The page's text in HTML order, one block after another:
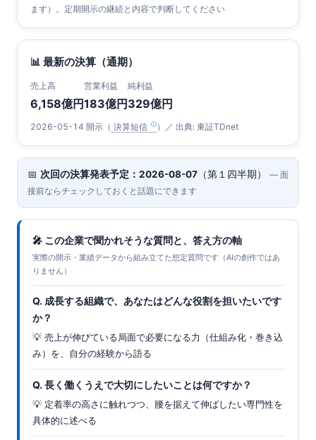
ます）。定期開示の継続と内容で判断してください
📊 最新の決算（通期）
売上高
6,158億円
営業利益
183億円
純利益
329億円
2026-05-14 開示（ 決算短信 ）／ 出典: 東証TDnet
📅 次回の決算発表予定：2026-08-07 （第１四半期） — 面
接前ならチェックしておくと話題にできます
🎤 この企業で聞かれそうな質問と、答え方の軸
実際の開示・業績データから組み立てた想定質問です（AIの創作ではあ
りません）
Q. 成長する組織で、あなたはどんな役割を担いたいです
か？
💡 売上が伸びている局面で必要になる力（仕組み化・巻き込
み）を、自分の経験から語る
Q. 長く働くうえで大切にしたいことは何ですか？
💡 定着率の高さに触れつつ、腰を据えて伸ばしたい専門性を
具体的に述べる